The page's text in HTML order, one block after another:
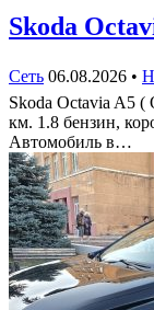
Skoda
Сеть 06.08.2026 •
Skoda Octavia A5 (
км. 1.8 бензин,
Автомобиль в…